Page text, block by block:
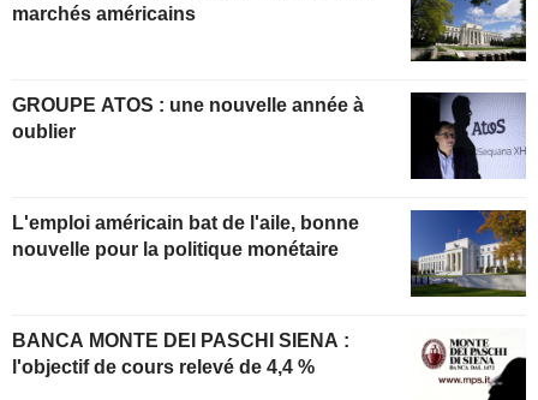
marchés américains
GROUPE ATOS : une nouvelle année à
oublier
L'emploi américain bat de l'aile, bonne
nouvelle pour la politique monétaire
BANCA MONTE DEI PASCHI SIENA :
l'objectif de cours relevé de 4,4 %